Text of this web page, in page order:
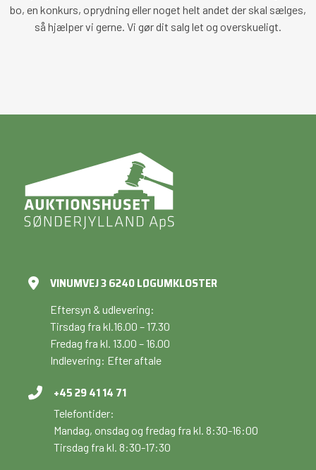
bo, en konkurs, oprydning eller noget helt andet der skal sælges,
så hjælper vi gerne. Vi gør dit salg let og overskueligt.
VINUMVEJ 3 6240 LØGUMKLOSTER
Eftersyn & udlevering:
Tirsdag fra kl.16.00 – 17.30
Fredag fra kl. 13.00 – 16.00
Indlevering: Efter aftale
+45 29 41 14 71
Telefontider:
Mandag, onsdag og fredag fra kl. 8:30-16:00
Tirsdag fra kl. 8:30-17:30